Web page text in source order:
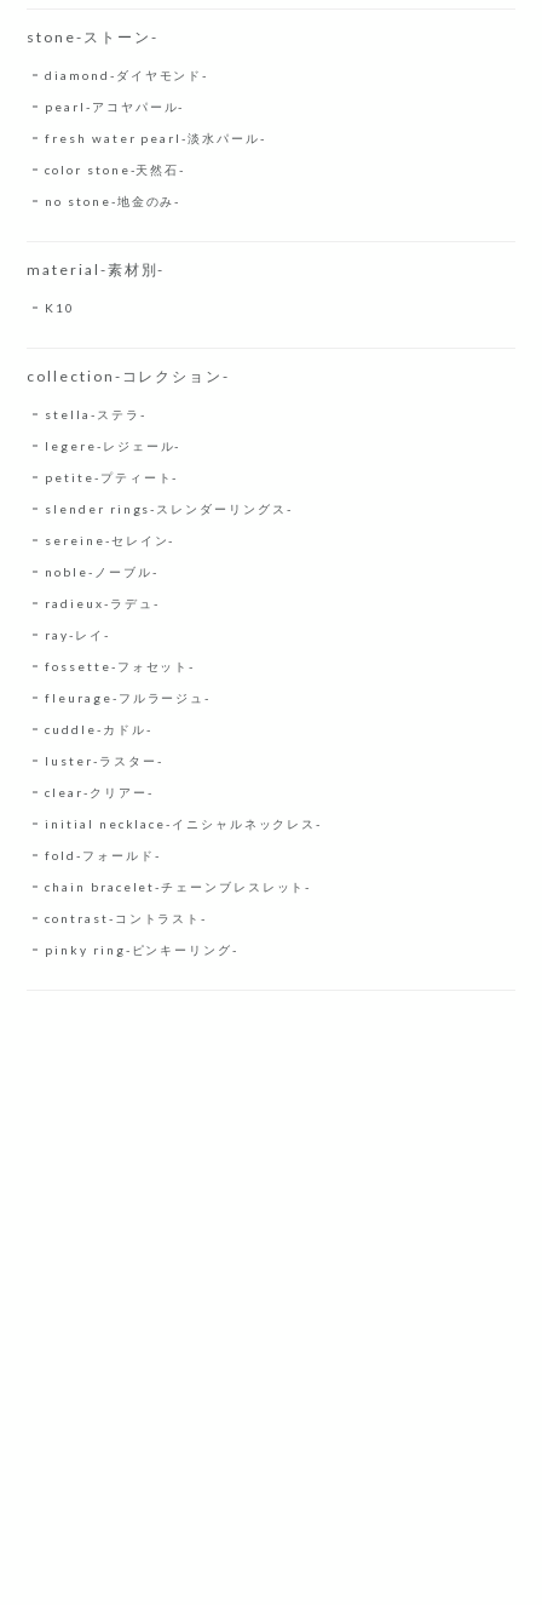
stone-ストーン-
diamond-ダイヤモンド-
pearl-アコヤパール-
fresh water pearl-淡水パール-
color stone-天然石-
no stone-地金のみ-
material-素材別-
K10
collection-コレクション-
stella-ステラ-
legere-レジェール-
petite-プティート-
slender rings-スレンダーリングス-
sereine-セレイン-
noble-ノーブル-
radieux-ラデュ-
ray-レイ-
fossette-フォセット-
fleurage-フルラージュ-
cuddle-カドル-
luster-ラスター-
clear-クリアー-
initial necklace-イニシャルネックレス-
fold-フォールド-
chain bracelet-チェーンブレスレット-
contrast-コントラスト-
pinky ring-ピンキーリング-